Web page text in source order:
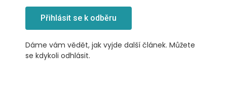
Přihlásit se k odběru
Dáme vám vědět, jak vyjde další článek. Můžete
se kdykoli odhlásit.